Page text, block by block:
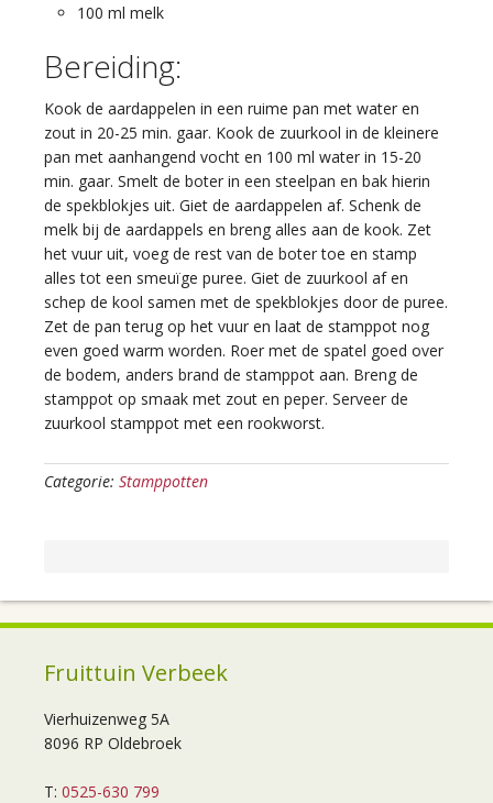
100 ml melk
Bereiding:
Kook de aardappelen in een ruime pan met water en
zout in 20-25 min. gaar. Kook de zuurkool in de kleinere
pan met aanhangend vocht en 100 ml water in 15-20
min. gaar. Smelt de boter in een steelpan en bak hierin
de spekblokjes uit. Giet de aardappelen af. Schenk de
melk bij de aardappels en breng alles aan de kook. Zet
het vuur uit, voeg de rest van de boter toe en stamp
alles tot een smeuïge puree. Giet de zuurkool af en
schep de kool samen met de spekblokjes door de puree.
Zet de pan terug op het vuur en laat de stamppot nog
even goed warm worden. Roer met de spatel goed over
de bodem, anders brand de stamppot aan. Breng de
stamppot op smaak met zout en peper. Serveer de
zuurkool stamppot met een rookworst.
Categorie: Stamppotten
Fruittuin Verbeek
Vierhuizenweg 5A
8096 RP Oldebroek
T: 0525-630 799